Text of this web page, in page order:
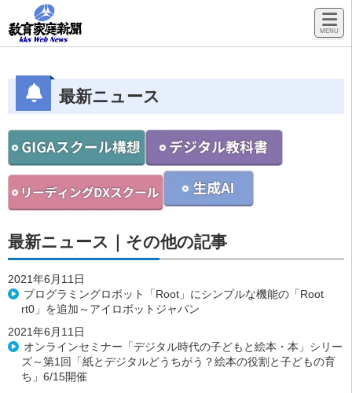
最新ニュース
最新ニュース｜その他の記事
2021年6月11日
プログラミングロボット「Root」にシンプルな機能の「Root
rt0」を追加～アイロボットジャパン
2021年6月11日
オンラインセミナー「デジタル時代の子どもと絵本・本」シリー
ズ～第1回「紙とデジタルどうちがう？絵本の役割と子どもの育
ち」6/15開催